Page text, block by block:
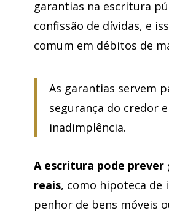
garantias na escritura
confissão de dívidas, e
comum em débitos de
As garantias servem
segurança do credor
inadimplência.
A escritura pode prever
reais, como hipoteca de
penhor de bens móveis